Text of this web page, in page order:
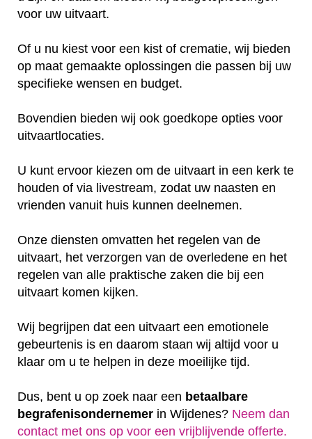
voor uw uitvaart.
Of u nu kiest voor een kist of crematie, wij bieden
op maat gemaakte oplossingen die passen bij uw
specifieke wensen en budget.
Bovendien bieden wij ook goedkope opties voor
uitvaartlocaties.
U kunt ervoor kiezen om de uitvaart in een kerk te
houden of via livestream, zodat uw naasten en
vrienden vanuit huis kunnen deelnemen.
Onze diensten omvatten het regelen van de
uitvaart, het verzorgen van de overledene en het
regelen van alle praktische zaken die bij een
uitvaart komen kijken.
Wij begrijpen dat een uitvaart een emotionele
gebeurtenis is en daarom staan wij altijd voor u
klaar om u te helpen in deze moeilijke tijd.
Dus, bent u op zoek naar een betaalbare
begrafenisondernemer in Wijdenes? Neem dan
contact met ons op voor een vrijblijvende offerte‎.